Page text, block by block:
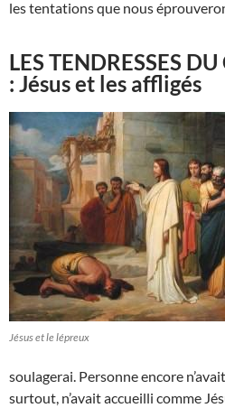
les tentations que nous
LES TENDRESSES
: Jésus et les affligés
Jésus et le lépreux
soulagerai. Personne encore
surtout, n’avait accueilli comme